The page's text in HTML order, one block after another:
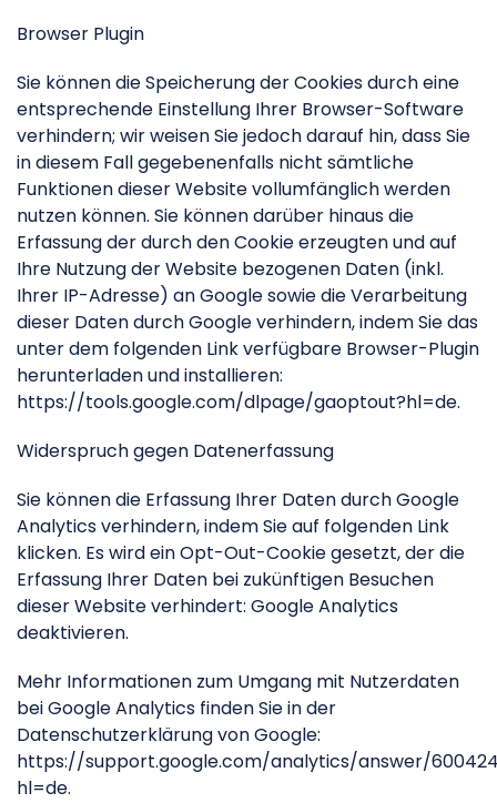
Browser Plugin
Sie können die Speicherung der Cookies durch eine
entsprechende Einstellung Ihrer Browser-Software
verhindern; wir weisen Sie jedoch darauf hin, dass Sie
in diesem Fall gegebenenfalls nicht sämtliche
Funktionen dieser Website vollumfänglich werden
nutzen können. Sie können darüber hinaus die
Erfassung der durch den Cookie erzeugten und auf
Ihre Nutzung der Website bezogenen Daten (inkl.
Ihrer IP-Adresse) an Google sowie die Verarbeitung
dieser Daten durch Google verhindern, indem Sie das
unter dem folgenden Link verfügbare Browser-Plugin
herunterladen und installieren:
https://tools.google.com/dlpage/gaoptout?hl=de.
Widerspruch gegen Datenerfassung
Sie können die Erfassung Ihrer Daten durch Google
Analytics verhindern, indem Sie auf folgenden Link
klicken. Es wird ein Opt-Out-Cookie gesetzt, der die
Erfassung Ihrer Daten bei zukünftigen Besuchen
dieser Website verhindert: Google Analytics
deaktivieren.
Mehr Informationen zum Umgang mit Nutzerdaten
bei Google Analytics finden Sie in der
Datenschutzerklärung von Google:
https://support.google.com/analytics/answer/
hl=de.